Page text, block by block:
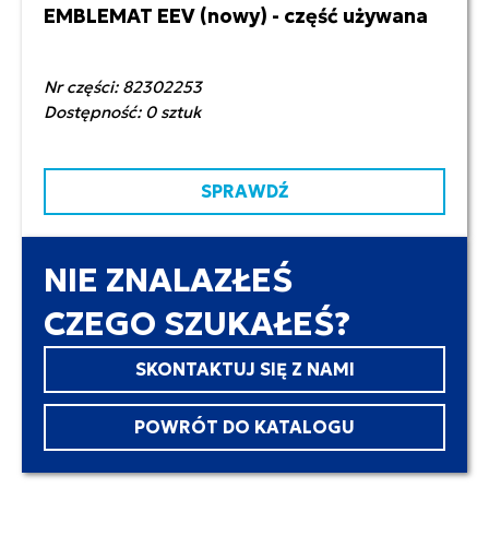
120,00 zł netto
EMBLEMAT EEV (nowy) - część używana
Nr części: 82302253
Dostępność: 0 sztuk
SPRAWDŹ
NIE ZNALAZŁEŚ
CZEGO SZUKAŁEŚ?
SKONTAKTUJ SIĘ Z NAMI
POWRÓT DO KATALOGU